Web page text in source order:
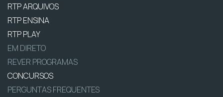
RTP ARQUIVOS
RTP ENSINA
RTP PLAY
EM DIRETO
REVER PROGRAMAS
CONCURSOS
PERGUNTAS FREQUENTES